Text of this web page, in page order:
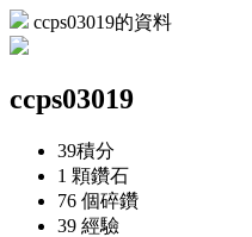
ccps03019的資料
ccps03019
39積分
1 顆鑽石
76 個碎鑽
39 經驗